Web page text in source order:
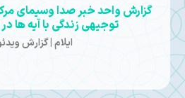
گزارش واحد خبر صدا وسیمای
توجیهی زندگی با آیه ها
ایلام | گزارش